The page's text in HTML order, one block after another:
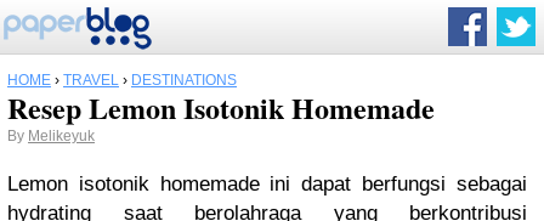
HOME › TRAVEL › DESTINATIONS
Resep Lemon Isotonik Homemade
By Melikeyuk
Lemon isotonik homemade ini dapat berfungsi sebagai
hydrating saat berolahraga yang berkontribusi